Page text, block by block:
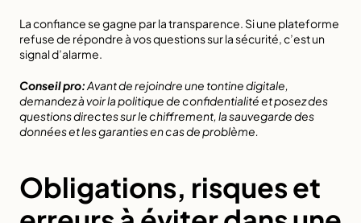
La confiance se gagne par la transparence. Si une plateforme
refuse de répondre à vos questions sur la sécurité, c’est un
signal d’alarme.
Conseil pro:Avant de rejoindre une tontine digitale,
demandez à voir la politique de confidentialité et posez des
questions directes sur le chiffrement, la sauvegarde des
données et les garanties en cas de problème.
Obligations, risques et